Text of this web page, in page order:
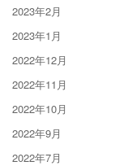
2023年2月
2023年1月
2022年12月
2022年11月
2022年10月
2022年9月
2022年7月